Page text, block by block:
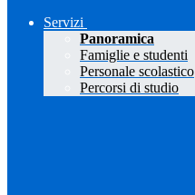
Servizi
Panoramica
Famiglie e studenti
Personale scolastico
Percorsi di studio